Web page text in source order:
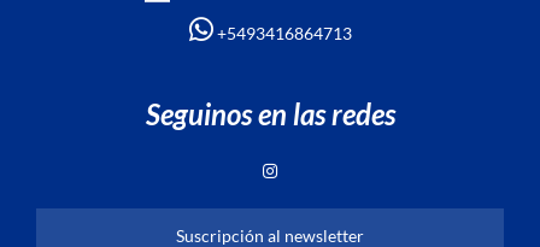
+5493416864713
Seguinos en las redes
Suscripción al newsletter